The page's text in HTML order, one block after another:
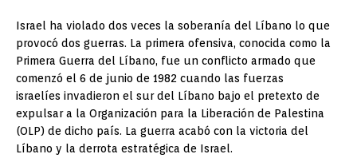
Israel ha violado dos veces la soberanía del Líbano lo que
provocó dos guerras. La primera ofensiva, conocida como la
Primera Guerra del Líbano, fue un conflicto armado que
comenzó el 6 de junio de 1982 cuando las fuerzas
israelíes invadieron el sur del Líbano bajo el pretexto de
expulsar a la Organización para la Liberación de Palestina
(OLP) de dicho país. La guerra acabó con la victoria del
Líbano y la derrota estratégica de Israel.